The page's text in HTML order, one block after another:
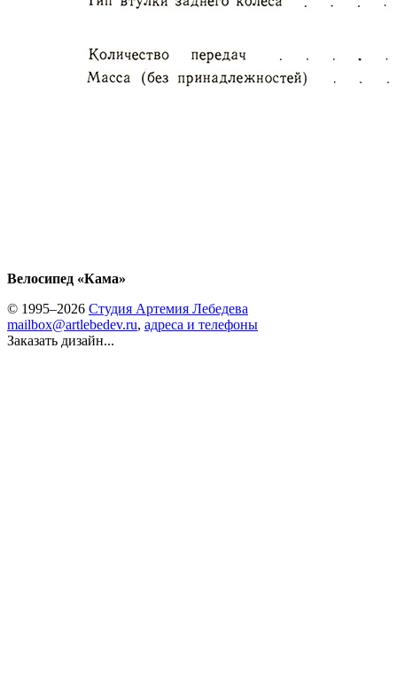
Велосипед «Кама»
© 1995–2026 Студия Артемия Лебедева
mailbox@artlebedev.ru, адреса и телефоны
Заказать дизайн...